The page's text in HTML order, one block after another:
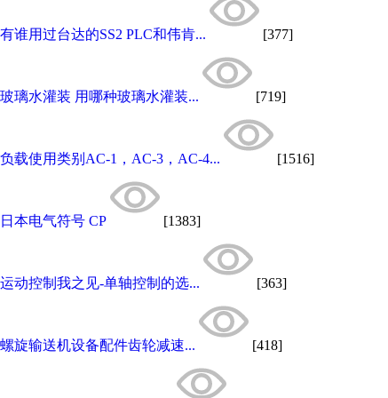
有谁用过台达的SS2 PLC和伟肯... [377]
玻璃水灌装 用哪种玻璃水灌装... [719]
负载使用类别AC-1，AC-3，AC-4... [1516]
日本电气符号 CP [1383]
运动控制我之见-单轴控制的选... [363]
螺旋输送机设备配件齿轮减速... [418]